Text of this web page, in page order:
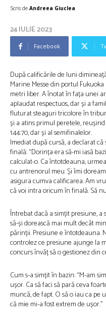
Scris de Andreea Giuclea
24 IULIE 2023
Facebook
După calificările de luni
Marine Messe din portul
metri liber. A înotat în fața unei
aplaudat respectuos, dar și a
fluturat steaguri tricolore în
și a atins primul peretele,
1:44:70, dar și al semifinalelor.
Imediat după cursă, a declarat
finală: “Dorința era să-mi iasă
calculat-o. Ca întotdeauna,
cu antrenorul meu. Și îmi
asigura cumva calificarea. Am
că voi intra oricum în finală. Să
Întrebat dacă a simțit presiune, a
să-și dorească mai mult decât
părinții. Presiune e întotdeauna.
controlez ce presiune ajunge la
concurs învăț să o gestionez din
Cum s-a simțit în bazin: “M-am
ușor. Ca să faci să pară ceva
muncă, de fapt. O să o iau ca
că mie mi-a fost extrem de ușor.”